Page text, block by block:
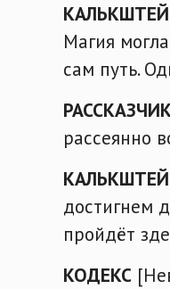
Магия
сам путь.
рассеянно
достигнем
пройдёт
КОДЕКС